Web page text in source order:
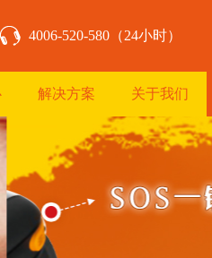
4006-520-580（24小时）
解决方案 关于我们